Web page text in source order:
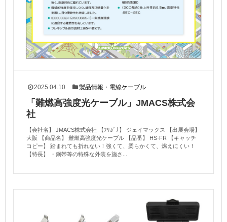
2025.04.10 製品情報 ・ 電線ケーブル
「難燃高強度光ケーブル」JMACS株式会
社
【会社名】 JMACS株式会社 【ﾌﾘｶﾞﾅ】 ジェイマックス 【出展会場】
大阪 【商品名】 難燃高強度光ケーブル 【品番】 HS-FR 【キャッチ
コピー】 踏まれても折れない！強くて、柔らかくて、燃えにくい！
【特長】 ・鋼帯等の特殊な外装を施さ...